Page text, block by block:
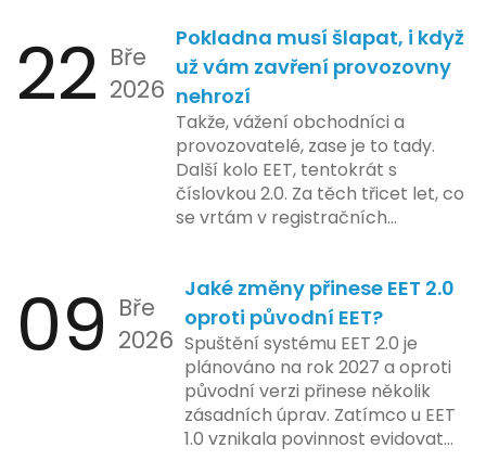
plánovaná na první pololetí
následujícího roku, je zaměřena
na školení a edukaci uživatelů,
včetně přípravy materiálů a
školení pro zaměstnavatele a
účetní firmy. V této fázi dojde
také k oficiálnímu spuštění
systému pro vybrané segmenty
podnikání. Třetí a konečná fáze
integraci systému EET 2.0 do
praxe, s povinností prodejců
zapojit se do nového systému,
včetně zvýšeného dohledu nad
dodržováním pravidel.
České republice. Povinnost uvést
telefonní číslo se týká všech
nově registrovaných domén, a
také může ovlivnit stávající
majitele domén při aktualizaci
jejich údajů.
22 Bře
2026
Pokladna musí šlapat, i když
už vám zavření provozovny
nehrozí
Takže, vážení obchodníci a
provozovatelé, zase je to tady.
Další kolo EET, tentokrát s
číslovkou 2.0. Za těch třicet let, co
se vrtám v registračních
pokladen, co se občas zasekly, až
po ty nejmodernější dotykové
systémy, co umí pomalu i kafe
uvařit. A jedno vím jistě: legislativa
se mění, ale základní pravidlo
zůstává – pokladna musí šlapat
jako hodinky. Jinak jsou problémy.
09 Bře
2026
Jaké změny přinese EET 2.0
oproti původní EET?
Spuštění systému EET 2.0 je
plánováno na rok 2027 a oproti
původní verzi přinese několik
zásadních úprav. Zatímco u EET
1.0 vznikala povinnost evidovat